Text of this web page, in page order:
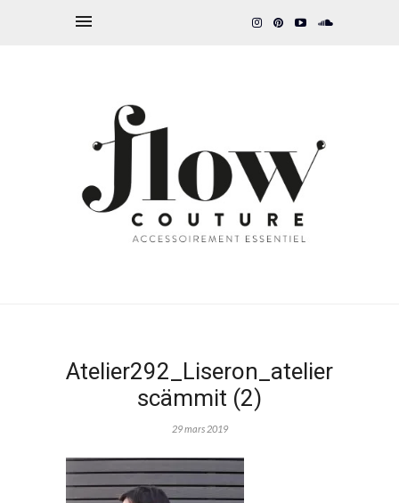
Atelier292_Liseron_atelier
scämmit (2)
29 mars 2019